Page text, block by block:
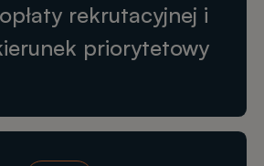
rekrutacyjnej i
priorytetowy